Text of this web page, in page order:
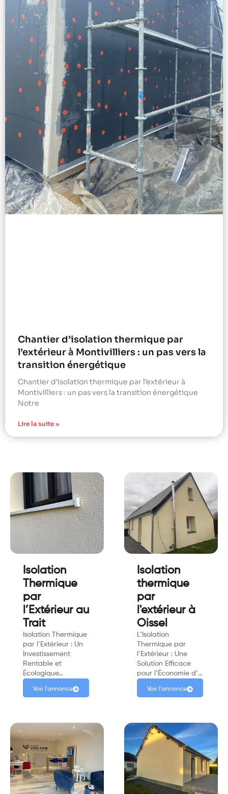
Chantier d’isolation thermique par
l’extérieur à Montivilliers : un pas vers la
transition énergétique
Chantier d’isolation thermique par l’extérieur à
Montivilliers : un pas vers la transition énergétique
Notre
Lire la suite »
Isolation
Thermique
par
l’Extérieur au
Trait
Isolation Thermique
par l’Extérieur : Un
Investissement
Rentable et
Écologique…
Voir l'annonce
Isolation
thermique
par
l'extérieur à
Oissel
L’Isolation
Thermique par
l’Extérieur : Une
Solution Efficace
pour l’Économie d’…
Voir l'annonce